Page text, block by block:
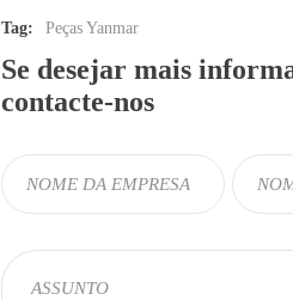
Tag: Peças Yanmar
Se desejar mais
contacte-nos